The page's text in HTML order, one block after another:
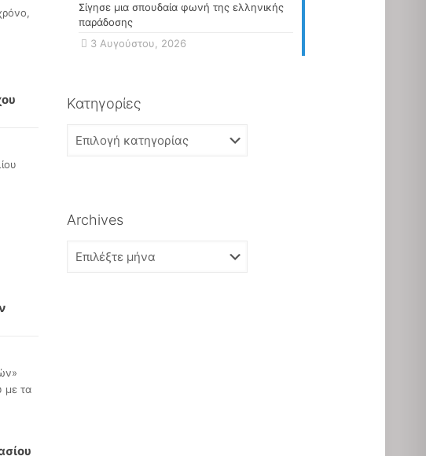
με τα
Σίγησε μια σπουδαία φωνή της ελληνικής
παράδοσης
3 Αυγούστου, 2026
Κατηγορίες
Archives